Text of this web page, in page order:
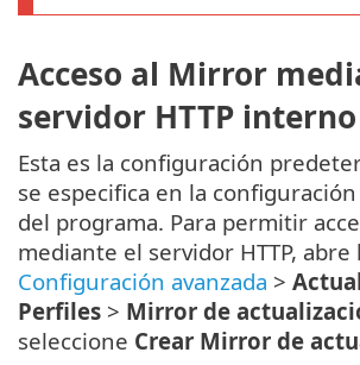
Acceso al Mirror
servidor HTTP interno
Esta es la configuración
se especifica en la
del programa. Para permitir
mediante el servidor HTTP, abre
Configuración avanzada >
Perfiles > Mirror de
seleccione Crear Mirror de